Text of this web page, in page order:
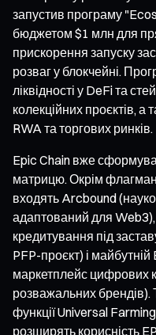
запустив програму
бюджетом $1 млн для
прискорення запуску
розваг у блокчейні.
ліквідності у DeFi та
колекційних проєктів, а
RWA та торгових ринків.
Epic Chain вже
матрицю. Окрім
входять Arcbound
адаптований для
кредитування під
PFP-проєкт) і
маркетплейс цифрових
розважальних брендів).
функції Universal
розширять корисність